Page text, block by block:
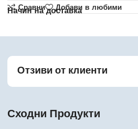
Сравни
Добави в любими
Начин на доставка
Отзиви от клиенти
Сходни Продукти